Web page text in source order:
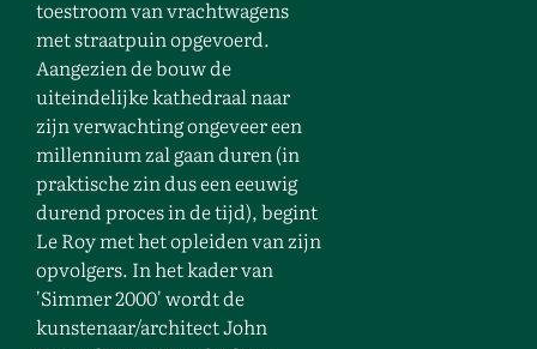
toestroom van vrachtwagens
met straatpuin opgevoerd.
Aangezien de bouw de
uiteindelijke kathedraal naar
zijn verwachting ongeveer een
millennium zal gaan duren (in
praktische zin dus een eeuwig
durend proces in de tijd), begint
Le Roy met het opleiden van zijn
opvolgers. In het kader van
'Simmer 2000' wordt de
kunstenaar/architect John